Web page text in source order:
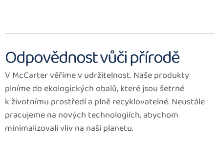
Odpovědnost vůči přírodě
V McCarter věříme v udržitelnost. Naše produkty
plníme do ekologických obalů, které jsou šetrné
k životnímu prostředí a plně recyklovatelné. Neustále
pracujeme na nových technologiích, abychom
minimalizovali vliv na naši planetu.